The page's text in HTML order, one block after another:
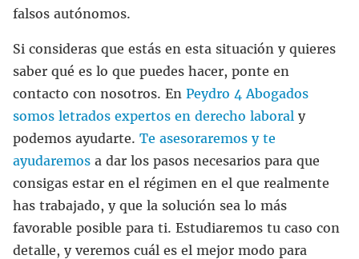
falsos autónomos.
Si consideras que estás en esta situación y quieres
saber qué es lo que puedes hacer, ponte en
contacto con nosotros. En Peydro 4 Abogados
somos letrados expertos en derecho laboral y
podemos ayudarte. Te asesoraremos y te
ayudaremos a dar los pasos necesarios para que
consigas estar en el régimen en el que realmente
has trabajado, y que la solución sea lo más
favorable posible para ti. Estudiaremos tu caso con
detalle, y veremos cuál es el mejor modo para